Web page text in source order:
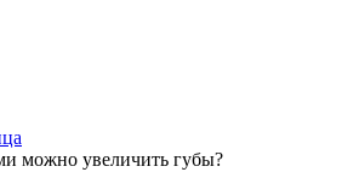
можно увеличить губы?